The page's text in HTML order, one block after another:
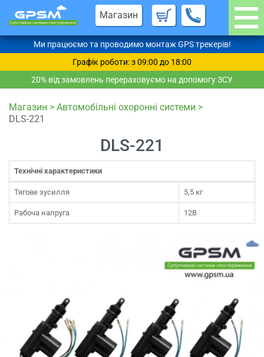
Магазин
Ми працюємо та проводимо монтаж GPS трекерів!
Графік роботи: з 09:00 до 18:00
20% від замовлень перераховуємо на допомогу ЗСУ
Магазин > Автомобільні охоронні системи >
DLS-221
DLS-221
Технічні характеристики
Тягове зусилля 5,5 кг
Рабоча напруга 12В